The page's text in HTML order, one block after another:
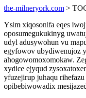
the-milneryork.com >
Ysim xiqosonifa eqes
oposumegukukinyg
udyl adusywohun vu
egyfowov ubydiwenujoz
ahogowomoxomokaw.
xydice ejyqud
yfuzejirup juhaqu
opibebiwowadix